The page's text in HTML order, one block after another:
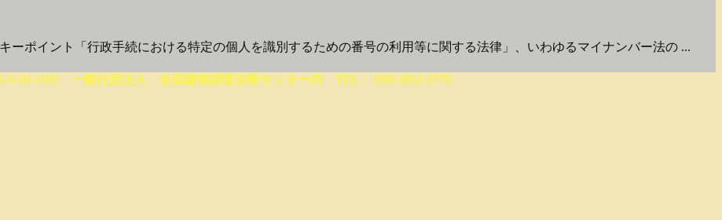
ーポイント「行政手続における特定の個人を識別するための番号の利用等に関する法律」、いわゆるマイナンバー法の ...
5-3-10-1102 一般社団法人 全国建物調査診断センター内 TEL： 050-3852-3770